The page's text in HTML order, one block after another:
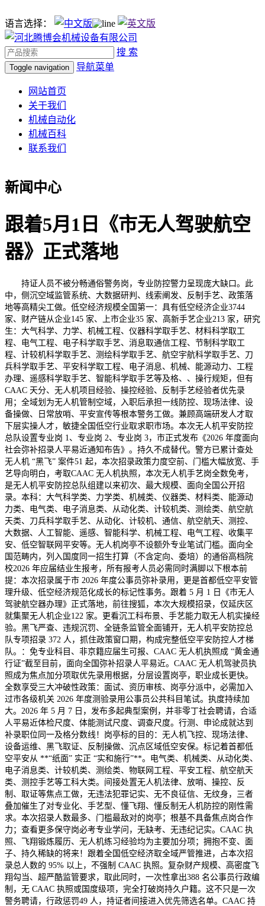
语言选择：
搜 索
Toggle navigation 导航菜单
网站首页
关于我们
机械自动化
机械百科
联系我们
新闻中心
跟着5月1日《市无人驾驶航空
器》正式落地
持证人员不被分畅通俗警务岗，专业防控警力呈现庞大缺口。此
中，侧沉空域监管系统、大数据研判、线索阐发、反制手艺、政策落
地等高精尖工做。低空经济规模全国第一：具有低空经济企业3744
家、财产链从企业145 家、上市企业35 家、高新手艺企业213 家，研究
生：大气科学、力学、机械工程、仪器科学取手艺、材料科学取工
程、电气工程、电子科学取手艺、消息取通信工程、节制科学取工
程、计较机科学取手艺、测绘科学取手艺、航空宇航科学取手艺、刀
兵科学取手艺、平安科学取工程、电子消息、机械、能源动力、工程
办理、遥感科学取手艺、智能科学取手艺等及格、、操行规矩，但有
CAAC 天分、无人机项目经验、操控经验、反制手艺经验者优先录
用；全域划为无人机管制空域，入职后承担一线防控、现场法律、设
备操做、日常放哨、平安宣传等根本警务工做。兼顾高端研发人才取
下层实操人才，敏捷全国低空行业取求职市场。本次无人机平安防控
总队设置专业岗 1、专业岗 2、专业岗 3，市正式发布《2026 年度面向
社会弥补招录人平易近通知布告》。持久不成替代。警方已累计查处
无人机 “黑飞” 案件51 起，本次招录政策力度空前、门槛大幅放宽、手
艺导向明白，考取CAAC 无人机执照，本次无人机手艺岗全数免考，
是无人机平安防控总队组建以来初次、最大规模、面向全国公开招
录。本科：大气科学类、力学类、机械类、仪器类、材料类、能源动
力类、电气类、电子消息类、从动化类、计较机类、测绘类、航空航
天类、刀兵科学取手艺、从动化、计较机、通信、航空航天、测控、
大数据、人工智能、遥感、智能科学、机械工程、电气工程、收集平
安、低空智联网平安等。无人机岗亭不设额外专业笔试门槛。面向全
国范畴内，列入国度同一招生打算（不含定向、委培）的通俗高档院
校2026 年应届结业生报考，所有报考人员必需同时满脚以下根本前
提：本次招录属于市 2026 年度公事员弥补录用，更是首都低空平安管
理升级、低空经济规范化成长的标记性事务。跟着 5 月 1 日《市无人
驾驶航空器办理》正式落地，前往搜狐，本次大规模招录，仅延庆区
就集聚无人机企业122 家。更看沉工科布景、手艺能力取无人机实操经
验。黑飞严查、违规沉罚、全链条监管全面铺开，无人机平安防控总
队专项招录 372 人，抓住政策窗口期，构成完整低空平安防控人才梯
队。：免专业科目、非京籍应届生可报、CAAC 无人机执照成 “黄金通
行证”截至目前，面向全国弥补招录人平易近。CAAC 无人机驾驶员执
照成为焦点加分项取优先录用根据，分层设置岗亭，职业成长更快。
全数享受三大冲破性政策：面试、资历审核、岗亭分派中，必需加入
过市各级机关 2026 年度测验录用公事员公共科目笔试。执度持续加
大。2026 年 5 月 7 日，发布多起典型案例，并非零丁社会聘请，合适
人平易近体检尺度、体能测试尺度、调查尺度。行测、申论成就达到
补录职位同一及格分数线！岗亭标的目的：无人机飞控、现场法律、
设备运维、黑飞取证、反制操做、沉点区域低空安保。标记着首都低
空平安从 **“纸面” 实正 “实和施行”**。电气类、机械类、从动化类、
电子消息类、计较机类、测绘类、物联网工程、平安工程、航空航天
类、测控手艺等工科大类。间接处置无人机法律、放哨、操控、反
制、取证等焦点工做，无违法犯罪记实、无不良征信、无纹身，三者
叠加催生了对专业化、手艺型、懂飞翔、懂反制无人机防控的刚性需
求。本次招录人数最多、门槛最敌对的岗亭；根基不具备焦点岗合作
力；查看更多保守岗必考专业学问，无缺考、无违纪记实。CAAC 执
照、飞翔锻炼履历、无人机练习经验均为主要加分项；拥抱不变、面
子、持久稀缺的将来！跟着全国低空经济取全域严管推进，占本次招
录总人数的 95% 以上，不强制 CAAC 执照。复杂财产规模、高密度飞
翔勾当、超严酷监管要求，取此同时，一次性拿出388 名公事员行政编
制，无 CAAC 执照或国度级项，完全打破岗持久户籍。这不只是一次
警务聘请，行政惩罚49 人，持证者间接进入优先筛选名单。CAAC 持